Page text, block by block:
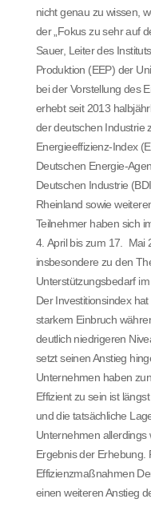
nicht genau zu wissen,
der „Fokus zu sehr auf
Sauer, Leiter des
Produktion (EEP) der
bei der Vorstellung des
erhebt seit 2013
der deutschen Industrie
Energieeffizienz-Index
Deutschen Energie-
Deutschen Industrie
Rheinland sowie
Teilnehmer haben sich
4. April bis zum 17. Mai
insbesondere zu den
Unterstützungsbedarf
Der Investitionsindex
starkem Einbruch
deutlich niedrigeren
setzt seinen Anstieg
Unternehmen haben
Effizient zu sein ist
und die tatsächliche
Unternehmen
Ergebnis der Erhebung.
Effizienzmaßnahmen
einen weiteren Anstieg